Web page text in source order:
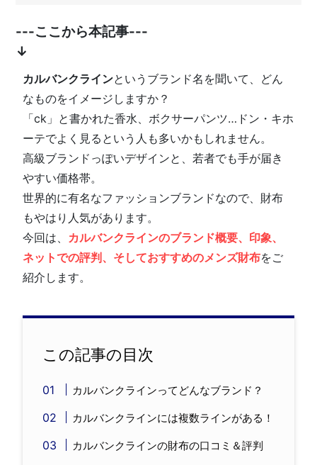
---ここから本記事---
↓
カルバンクラインというブランド名を聞いて、どん
なものをイメージしますか？
「ck」と書かれた香水、ボクサーパンツ…ドン・キホ
ーテでよく見るという人も多いかもしれません。
高級ブランドっぽいデザインと、若者でも手が届き
やすい価格帯。
世界的に有名なファッションブランドなので、財布
もやはり人気があります。
今回は、 カルバンクラインのブランド概要、印象、
ネットでの評判、そしておすすめのメンズ財布をご
紹介します。
この記事の目次
カルバンクラインってどんなブランド？
カルバンクラインには複数ラインがある！
カルバンクラインの財布の口コミ＆評判